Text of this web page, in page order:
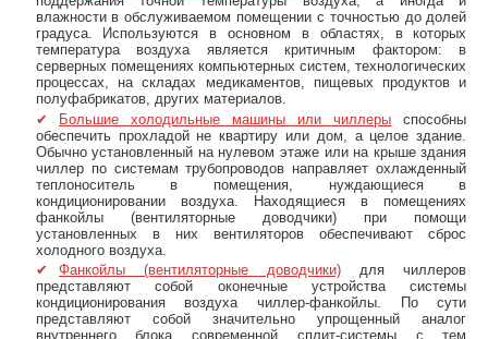
влажности в обслуживаемом помещении с точностью до долей
градуса. Используются в основном в областях, в которых
температура воздуха является критичным фактором: в
серверных помещениях компьютерных систем, технологических
процессах, на складах медикаментов, пищевых продуктов и
полуфабрикатов, других материалов.
Большие холодильные машины или чиллеры способны
обеспечить прохладой не квартиру или дом, а целое здание.
Обычно установленный на нулевом этаже или на крыше здания
чиллер по системам трубопроводов направляет охлажденный
теплоноситель в помещения, нуждающиеся в
кондиционировании воздуха. Находящиеся в помещениях
фанкойлы (вентиляторные доводчики) при помощи
установленных в них вентиляторов обеспечивают сброс
холодного воздуха.
Фанкойлы (вентиляторные доводчики) для чиллеров
представляют собой оконечные устройства системы
кондиционирования воздуха чиллер-фанкойлы. По сути
представляют собой значительно упрощенный аналог
внутреннего блока современной сплит-системы с тем